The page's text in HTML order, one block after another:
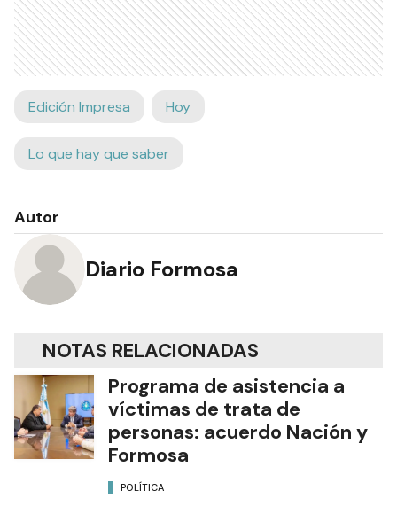
Edición Impresa Hoy
Lo que hay que saber
Autor
Diario Formosa
NOTAS RELACIONADAS
Programa de asistencia a
víctimas de trata de
personas: acuerdo Nación y
Formosa
POLÍTICA